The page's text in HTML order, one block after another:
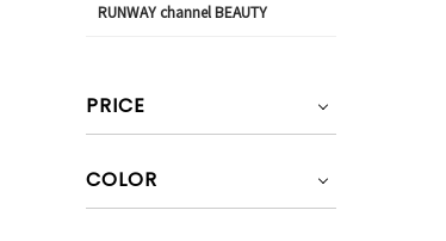
RUNWAY channel BEAUTY
PRICE
COLOR